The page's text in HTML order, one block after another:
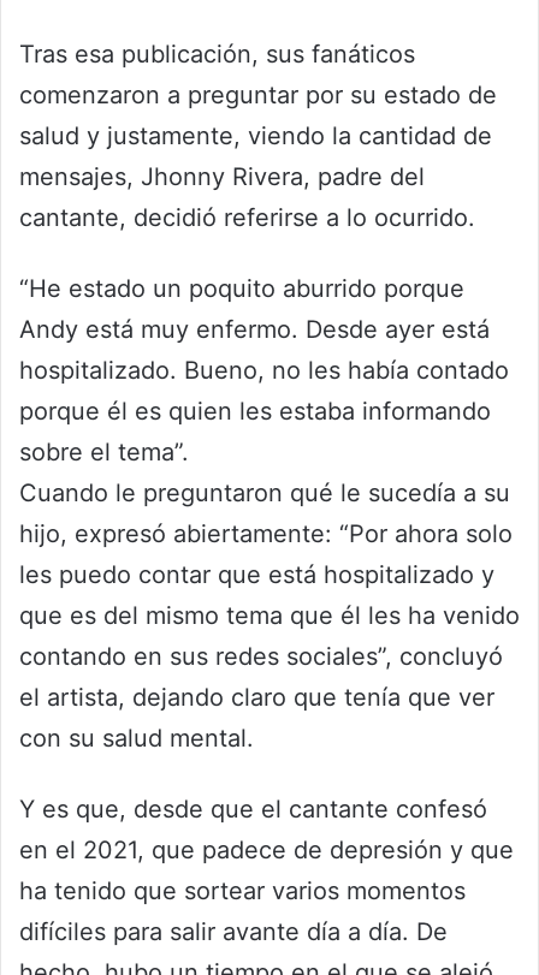
Tras esa publicación, sus fanáticos
comenzaron a preguntar por su estado de
salud y justamente, viendo la cantidad de
mensajes, Jhonny Rivera, padre del
cantante, decidió referirse a lo ocurrido.
“He estado un poquito aburrido porque
Andy está muy enfermo. Desde ayer está
hospitalizado. Bueno, no les había contado
porque él es quien les estaba informando
sobre el tema”.
Cuando le preguntaron qué le sucedía a su
hijo, expresó abiertamente: “Por ahora solo
les puedo contar que está hospitalizado y
que es del mismo tema que él les ha venido
contando en sus redes sociales”, concluyó
el artista, dejando claro que tenía que ver
con su salud mental.
Y es que, desde que el cantante confesó
en el 2021, que padece de depresión y que
ha tenido que sortear varios momentos
difíciles para salir avante día a día. De